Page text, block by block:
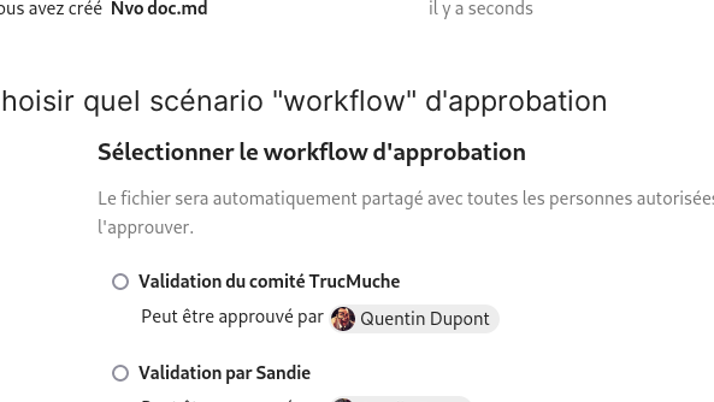
quel scénario "workflow" d'approbation